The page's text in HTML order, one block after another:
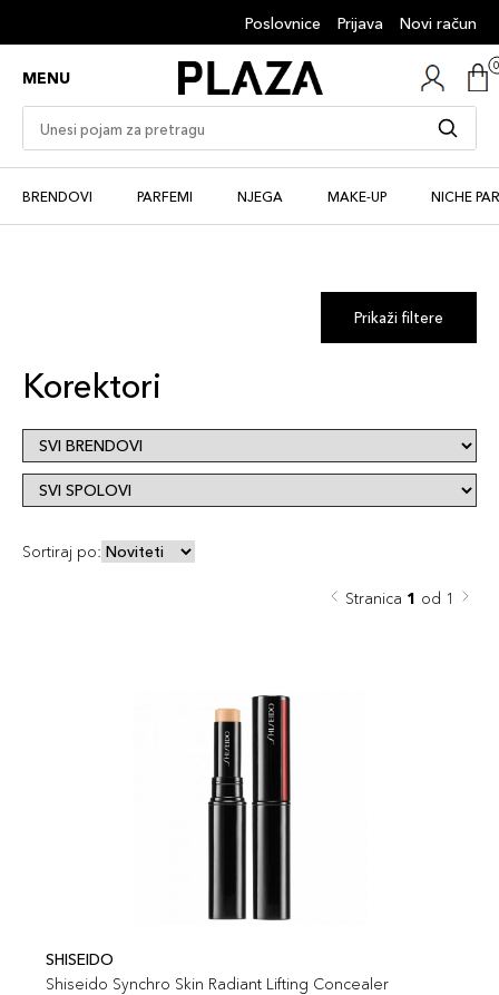
Poslovnice Prijava Novi račun
MENU
BRENDOVI PARFEMI NJEGA MAKE-UP NICHE
Prikaži filtere
Korektori
Sortiraj po:
Stranica 1 od 1
SHISEIDO
Shiseido Synchro Skin Radiant Lifting Concealer